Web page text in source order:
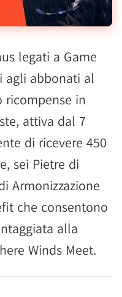
legati a Game
agli abbonati al
ricompense in
attiva dal 7
di ricevere 450
sei Pietre di
Armonizzazione
che consentono
alla
Winds Meet.